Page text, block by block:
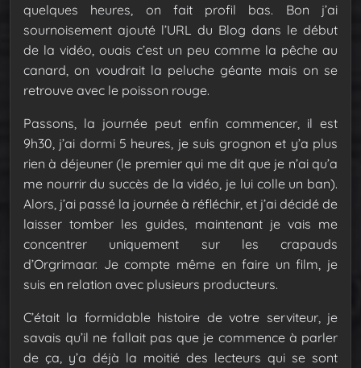
quelques heures, on fait profil bas. Bon j’ai
sournoisement ajouté l’URL du Blog dans le début
de la vidéo, ouais c’est un peu comme la pêche au
canard, on voudrait la peluche géante mais on se
retrouve avec le poisson rouge.
Passons, la journée peut enfin commencer, il est
9h30, j’ai dormi 5 heures, je suis grognon et y’a plus
rien à déjeuner (le premier qui me dit que je n’ai qu’a
me nourrir du succès de la vidéo, je lui colle un ban).
Alors, j’ai passé la journée à réfléchir, et j’ai décidé de
laisser tomber les guides, maintenant je vais me
concentrer uniquement sur les crapauds
d’Orgrimaar. Je compte même en faire un film, je
suis en relation avec plusieurs producteurs.
C’était la formidable histoire de votre serviteur, je
savais qu’il ne fallait pas que je commence à parler
de ça, y’a déjà la moitié des lecteurs qui se sont